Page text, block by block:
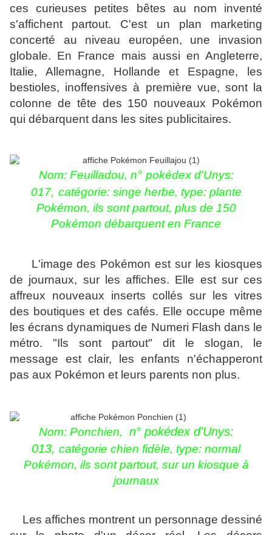
ces curieuses petites bêtes au nom inventé
s'affichent partout. C'est un plan marketing
concerté au niveau européen, une invasion
globale. En France mais aussi en Angleterre,
Italie, Allemagne, Hollande et Espagne, les
bestioles, inoffensives à première vue, sont la
colonne de tête des 150 nouveaux Pokémon
qui débarquent dans les sites publicitaires.
Nom: Feuilladou, n° pokédex d'Unys:
017, catégorie: singe herbe, type: plante
Pokémon, ils sont partout, plus de 150
Pokémon débarquent en France
L'image des Pokémon est sur les kiosques
de journaux, sur les affiches. Elle est sur ces
affreux nouveaux inserts collés sur les vitres
des boutiques et des cafés. Elle occupe même
les écrans dynamiques de Numeri Flash dans le
métro. "Ils sont partout" dit le slogan, le
message est clair, les enfants n'échapperont
pas aux Pokémon et leurs parents non plus.
Nom: Ponchien,
n° pokédex d'Unys:
013, catégorie chien fidèle, type: normal
Pokémon, ils sont partout, sur un kiosque à
journaux
Les affiches montrent un personnage dessiné